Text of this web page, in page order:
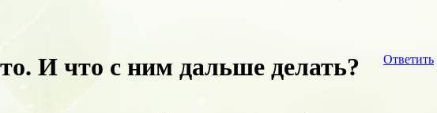
Ответить
И что с ним дальше делать?